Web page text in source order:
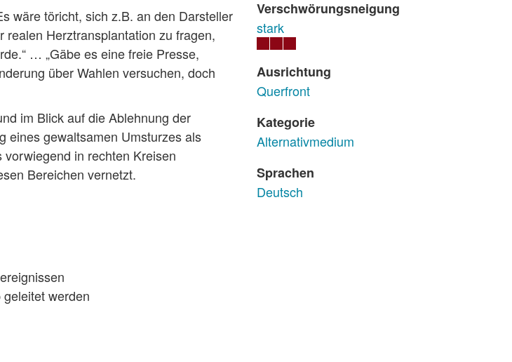
wäre töricht, sich z.B. an den Darsteller
Herztransplantation zu fragen,
… „Gäbe es eine freie Presse,
über Wahlen versuchen, doch
im Blick auf die Ablehnung der
eines gewaltsamen Umsturzes als
in rechten Kreisen
Bereichen vernetzt.
werden
Verschwörungsneigung
stark
Ausrichtung
Querfront
Kategorie
Alternativmedium
Sprachen
Deutsch